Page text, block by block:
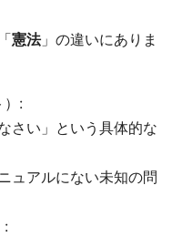
憲法」の違いにありま
）:
さい」という具体的な
ュアルにない未知の問
: